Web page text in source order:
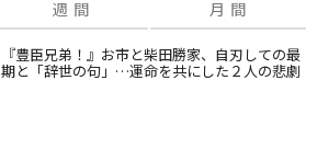
週 間 月 間
『豊臣兄弟！』お市と柴田勝家、自刃しての最
期と「辞世の句」…運命を共にした２人の悲劇